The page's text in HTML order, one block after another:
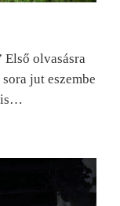
olvasásra
jut eszembe
is…